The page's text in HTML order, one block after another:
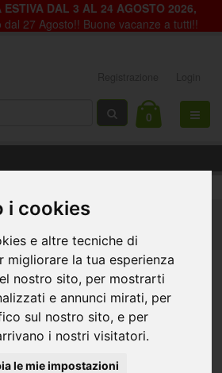
i cookies
e altre tecniche di
migliorare la tua esperienza
nostro sito, per mostrarti
e annunci mirati, per
sul nostro sito, e per
i nostri visitatori.
le mie impostazioni
ESTIVA DAL 3 AL 24 AGOSTO 2026,
27 Agosto!! Buone vacanze a tutti!!
0
Vetrine, Negozi e Abitazioni
Urban Città